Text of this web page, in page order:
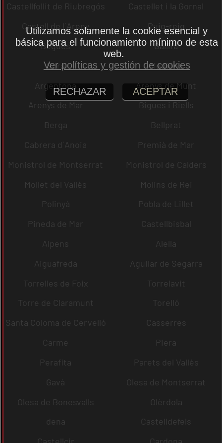
Castellfollit de Riubregós
Castellet i la Gornal
Castell de l´Areny
Puig-reig
Begues
Gallifa
Sora
Mediona
Argentona
Arenys de Munt
Arenys de Mar
Bigues i Riells
Berga
Bellprat
Cabrera d´Anoia
Premià de Mar
Monistrol de Montserrat
Monistrol de Calders
Mollet del Vallès
Molins de Rei
Polinyà
Pobla de Lillet
Pineda de Mar
Castellbisbal
Alpens
Alella
Aiguafreda
Aguilar de Segarra
Torrelles de Foix
Torrelavit
Torre de Claramunt
Torelló
Santa Coloma de Cervelló
Casserres
Carme
Piera
Perafita
Parets del Vallès
Gavà
Olesa de Montserrat
Olesa de Bonesvalls
Olèrdola
dena
Castelldefels
Utilizamos solamente la cookie esencial y
básica para el funcionamiento mínimo de esta
web.
Ver políticas y gestión de cookies
RECHAZAR ACEPTAR